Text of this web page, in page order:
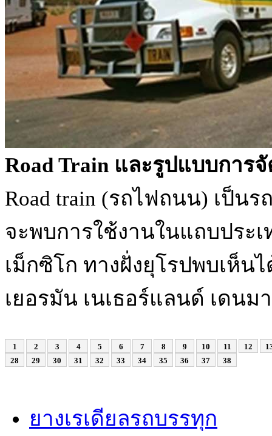
Road Train และรูปแบบการ
Road train (รถไฟถนน) เป็น
จะพบการใช้งานในแถบประ
เม็กซิโก ทางฝั่งยุโรปพบเห็น
เยอรมัน เนเธอร์แลนด์ เดนม
1 2 3 4 5 6 7 8 9 10 11 12
28
29 30 31 32 33 34 35 36 37 38
ยางเรเดียล ยางรถบรรทุก
ยางเรเดียลรถบรรทุก